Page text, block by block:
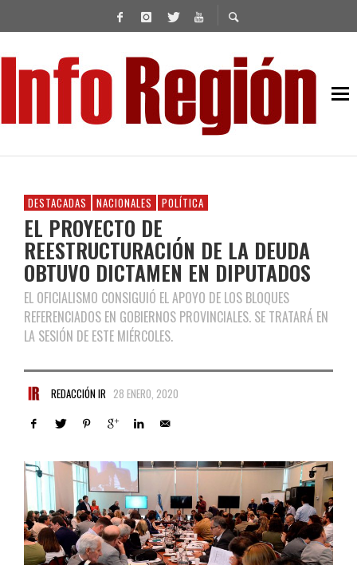
DESTACADAS NACIONALES POLÍTICA
EL PROYECTO DE
REESTRUCTURACIÓN DE LA DEUDA
OBTUVO DICTAMEN EN DIPUTADOS
EL OFICIALISMO CONSIGUIÓ EL APOYO DE LOS BLOQUES
REFERENCIADOS EN GOBIERNOS PROVINCIALES. SE TRATARÁ EN
LA SESIÓN DE ESTE MIÉRCOLES.
REDACCIÓN IR 28 ENERO, 2020